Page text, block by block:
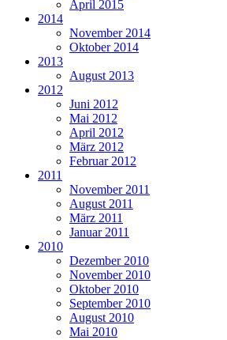
April 2015
2014
November 2014
Oktober 2014
2013
August 2013
2012
Juni 2012
Mai 2012
April 2012
März 2012
Februar 2012
2011
November 2011
August 2011
März 2011
Januar 2011
2010
Dezember 2010
November 2010
Oktober 2010
September 2010
August 2010
Mai 2010